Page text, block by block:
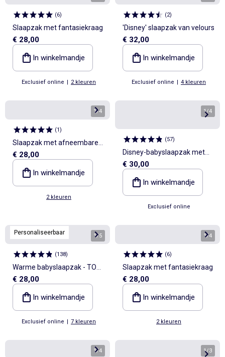
(6)
Slaapzak met fantasiekraag
€ 28,00
In winkelmandje
Exclusief online | 2 kleuren
(2)
'Disney' slaapzak van velours
€ 32,00
In winkelmandje
Exclusief online | 4 kleuren
1/4
(1)
Slaapzak met afneembare
mouwen
€ 28,00
In winkelmandje
2 kleuren
1/4
(57)
Disney-babyslaapzak met
lange mouwen en Simba-
print, TOG-waarde 2
€ 30,00
In winkelmandje
Exclusief online
Personaliseerbaar 1/5
(138)
Warme babyslaapzak - TOG
2
€ 28,00
In winkelmandje
Exclusief online | 7 kleuren
1/4
(6)
Slaapzak met fantasiekraag
€ 28,00
In winkelmandje
2 kleuren
1/4 1/3